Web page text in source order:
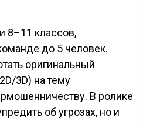
8–11 классов,
до 5 человек.
оригинальный
3D) на тему
В ролике
об угрозах, но и